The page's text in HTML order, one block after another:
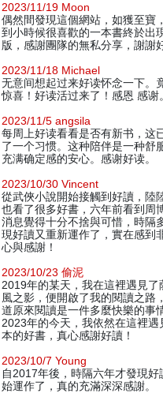
2023/11/19 Moon
偶然間發現這個網站，如獲至寶
到小時候很喜歡的一本書終於出
版，感謝團隊的無私分享，謝謝
2023/11/18 Michael
无意间想起过来好读怀念一下。
惊喜！好读活过来了！感恩 感谢。
2023/11/5 angsila
每周上好读看看是否有新书，这
了一个习惯。这种陪伴是一种舒
充满确定感的安心。感谢好读。
2023/10/30 Vincent
從武俠小說開始接觸到好讀，陸
也看了很多好書，六年前看到周
消息覺得十分不捨與可惜，時隔
現好讀又重新運作了，實在感到
心與感謝！
2023/10/23 偷泥
2019年的某天，我在這裡遇見了
風之影，便開啟了我的閱讀之路
道原來閱讀是一件多麼快樂的事情
2023年的今天，我依然在這裡遇
本的好書，真心感謝好讀！
2023/10/7 Young
自2017年後，時隔六年才發現好
始運作了，真的充滿深深感謝。